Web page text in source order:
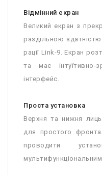
Відмінний екран
Великий екран з
раздільною
рації Link-9. Екран
та має інтуїтивно-
інтерфейс.
Проста установка
Верхня та нижня
для простого
проводити